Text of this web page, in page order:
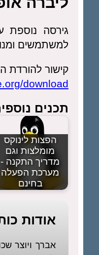
גירסה נוספת
למשתמשים
קישור להורדת
download/
תכנים
הפצות לינוקס
מומלצות וגם
מדריך התקנה -
מערכת הפעלה
בחינם
אודות
אברך ויוצר